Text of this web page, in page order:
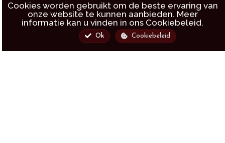
Cookies worden gebruikt om de beste ervaring van
onze website te kunnen aanbieden. Meer
informatie kan u vinden in ons Cookiebeleid.
Ok Cookiebeleid